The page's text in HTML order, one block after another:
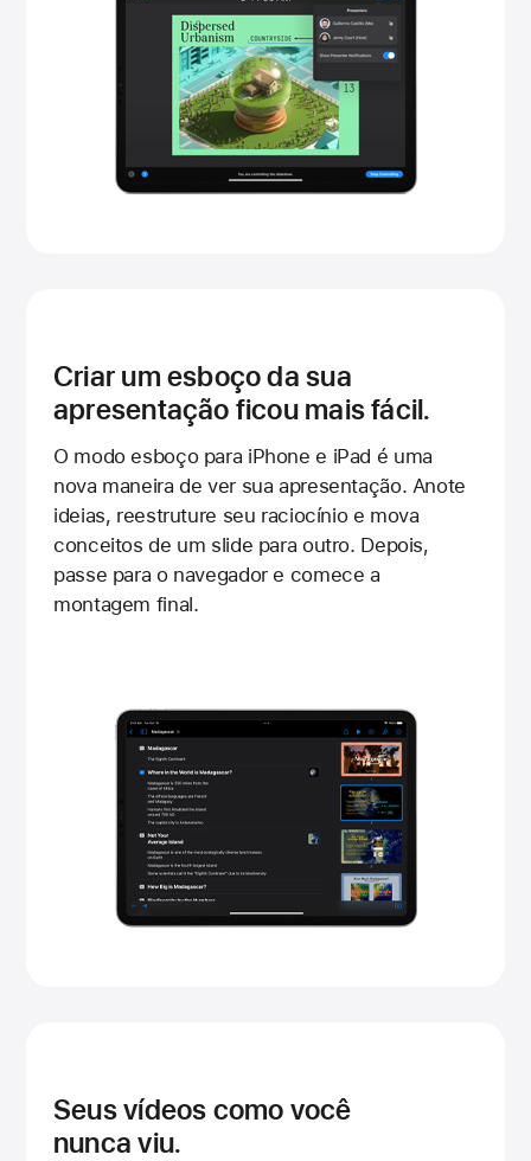
Criar um esboço da sua
apresentação ficou mais fácil.
O modo esboço para iPhone e iPad é uma
nova maneira de ver sua apresentação. Anote
ideias, reestruture seu raciocínio e mova
conceitos de um slide para outro. Depois,
passe para o navegador e comece a
montagem final.
Seus vídeos como você
nunca viu.